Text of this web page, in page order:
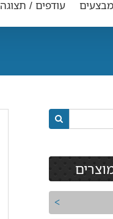
מבצעים עודפים / תצוגה